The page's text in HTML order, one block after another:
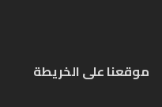
موقعنا على الخريطة